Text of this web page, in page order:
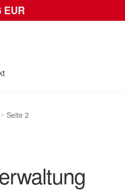
EUR
Seite 2